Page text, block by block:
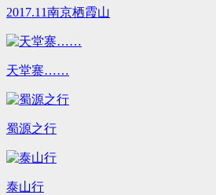
2017.11南京栖霞山
天堂寨……
蜀源之行
泰山行